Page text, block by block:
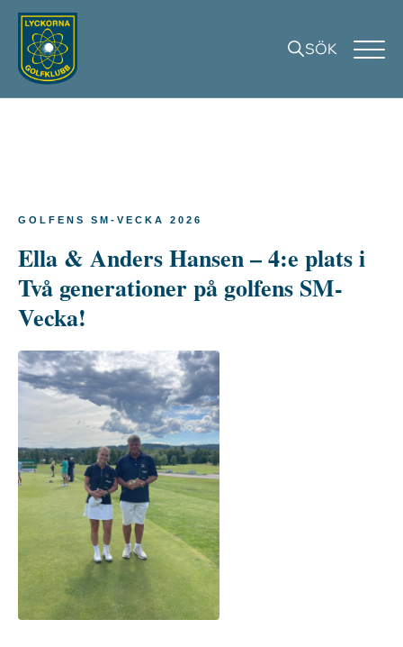
SÖK
GOLFENS SM-VECKA 2026
Ella & Anders Hansen – 4:e plats i
Två generationer på golfens SM-
Vecka!